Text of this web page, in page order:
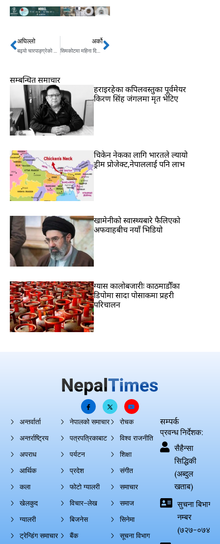
Prev
अघिल्लो
बढ्यो चारपाङ्ग्रेको आयात
अर्को
सिमकोटमा महिना दिनदेखि विद्युत् अवरुद्ध, सोलार ब्याट्रीको खपत बढ्यो Next
सम्बन्धित समाचार
हराइरहेका कपिलवस्तुका पूर्वमेयर
किरण सिंह जंगलमा मृत भेटिए
चिकेन नेकका लागि भारतले ल्यायो
ड्रीम प्रोजेक्ट,नेपाललाई पनि लाभ
खामेनीको स्वास्थ्यबारे फैलिएको
अफवाहबीच नयाँ भिडियो
ग्यास कालोबजारीः काठमाडौँका
डिपोमा सादा पोसाकमा प्रहरी
परिचालन
अन्तर्वार्ता
अन्तर्राष्ट्रिय
अपराध
आर्थिक
कला
खेलकुद
ग्यालरी
ट्रेन्डिंग समाचार
नेपालको समाचार
पत्रपत्रिकाबाट
पर्यटन
प्रदेश
फोटो ग्यालरी
विचार–लेख
बिजनेस
बैंक
रोचक
विश्व राजनीति
शिक्षा
संगीत
समाचार
समाज
सिनेमा
सूचना विभाग
सम्पर्क
प्रवन्ध निर्देशक:
सैहैन्सा
सिद्धिकी
(अब्दुल
खताब)
सुचना बिभाग
नम्बर
(७२७-०७४-